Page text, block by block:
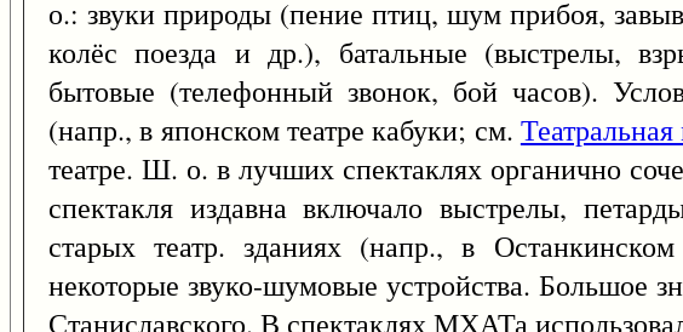
о.: звуки природы (пение птиц, шум прибоя,
колёс поезда и др.), батальные (выстрелы,
бытовые (телефонный звонок, бой часов).
(напр., в японском театре кабуки; см.
театре. Ш. о. в лучших спектаклях органично
спектакля издавна включало выстрелы,
старых театр. зданиях (напр., в
некоторые звуко-шумовые устройства. Большое
Станиславского. В спектаклях МХАТа